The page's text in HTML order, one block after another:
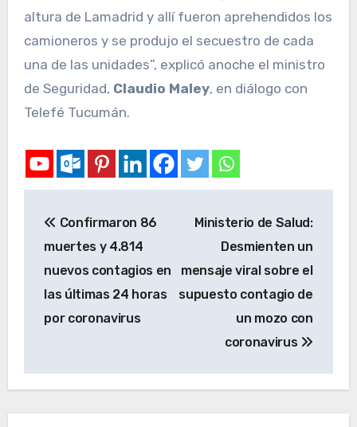
altura de Lamadrid y allí fueron aprehendidos los
camioneros y se produjo el secuestro de cada
una de las unidades”, explicó anoche el ministro
de Seguridad, Claudio Maley, en diálogo con
Telefé Tucumán.
Confirmaron 86
muertes y 4.814
nuevos contagios en
las últimas 24 horas
por coronavirus
Ministerio de Salud:
Desmienten un
mensaje viral sobre el
supuesto contagio de
un mozo con
coronavirus